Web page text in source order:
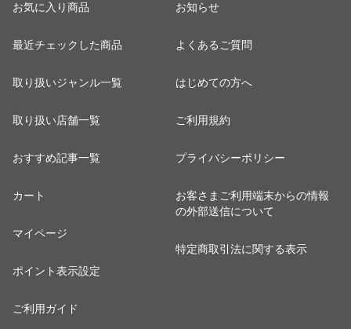
お気に入り商品
最近チェックした商品
取り扱いジャンル一覧
取り扱い店舗一覧
おすすめ記事一覧
カート
マイページ
ポイント表示設定
ご利用ガイド
お知らせ
よくあるご質問
はじめての方へ
ご利用規約
プライバシーポリシー
お客さまご利用端末からの情報
の外部送信について
特定商取引法に関する表示